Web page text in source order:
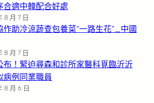
合適中韓配合好處
8 月 7 日
作助冷涼蔬查包養菜“一路生花”_中國
8 月 7 日
布！緊迫尋森和診所家醫科覓臨沂沂
病例同業職員
8 月 6 日